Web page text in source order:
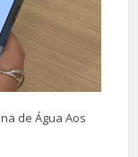
de Água Aos